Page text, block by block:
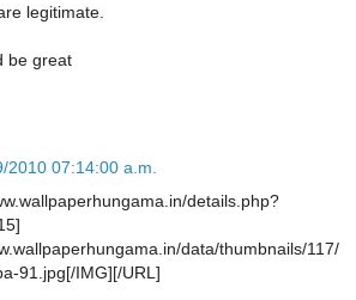
legitimate.
be great
2010 07:14:00 a.m.
details.php?
data/thumbnails/117/
91.jpg[/IMG][/URL]